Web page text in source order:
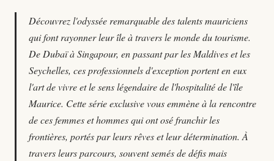
Découvrez l'odyssée remarquable des talents mauriciens
qui font rayonner leur île à travers le monde du tourisme.
De Dubaï à Singapour, en passant par les Maldives et les
Seychelles, ces professionnels d'exception portent en eux
l'art de vivre et le sens légendaire de l'hospitalité de l'île
Maurice. Cette série exclusive vous emmène à la rencontre
de ces femmes et hommes qui ont osé franchir les
frontières, portés par leurs rêves et leur détermination. À
travers leurs parcours, souvent semés de défis mais